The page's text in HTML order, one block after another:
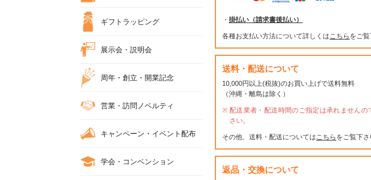
・ 掛払い（請求書後払い）
各種お支払い方法について詳しくは こちらをご覧
送料・配送について
10,000円以上(税抜)のお買い上げで送料無料
（沖縄・離島は除く）
配送業者・配送時間のご指定は承れませんの
さい。
その他、送料・配送については こちらをご覧下さ
返品・交換について
ギフトラッピング
展示会・説明会
周年・創立・開業記念
営業・訪問ノベルティ
キャンペーン・イベント配布
学会・コンベンション